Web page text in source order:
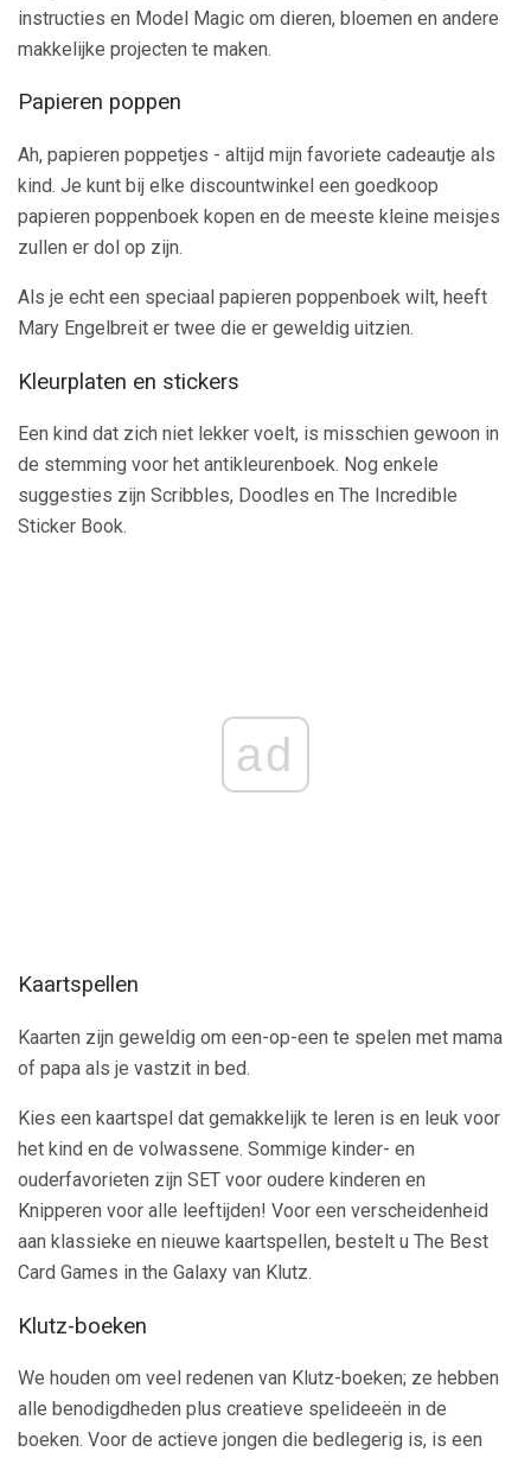
instructies en Model Magic om dieren, bloemen en andere
makkelijke projecten te maken.
Papieren poppen
Ah, papieren poppetjes - altijd mijn favoriete cadeautje als
kind. Je kunt bij elke discountwinkel een goedkoop
papieren poppenboek kopen en de meeste kleine meisjes
zullen er dol op zijn.
Als je echt een speciaal papieren poppenboek wilt, heeft
Mary Engelbreit er twee die er geweldig uitzien.
Kleurplaten en stickers
Een kind dat zich niet lekker voelt, is misschien gewoon in
de stemming voor het antikleurenboek. Nog enkele
suggesties zijn Scribbles, Doodles en The Incredible
Sticker Book.
ad
Kaartspellen
Kaarten zijn geweldig om een-op-een te spelen met mama
of papa als je vastzit in bed.
Kies een kaartspel dat gemakkelijk te leren is en leuk voor
het kind en de volwassene. Sommige kinder- en
ouderfavorieten zijn SET voor oudere kinderen en
Knipperen voor alle leeftijden! Voor een verscheidenheid
aan klassieke en nieuwe kaartspellen, bestelt u The Best
Card Games in the Galaxy van Klutz.
Klutz-boeken
We houden om veel redenen van Klutz-boeken; ze hebben
alle benodigdheden plus creatieve spelideeën in de
boeken. Voor de actieve jongen die bedlegerig is, is een